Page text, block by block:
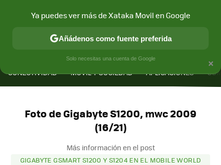
CONECTIVIDAD MÓVIL Y SOCIEDAD APLICACIONES
Foto de Gigabyte S1200, mwc 2009
(16/21)
Más información en el post
GIGABYTE GSMART S1200 Y S1204 EN EL MOBILE WORLD
×
Ya puedes ver más de Xataka Movil en Google
Añádenos como fuente preferida
Solo necesitas una cuenta de Google